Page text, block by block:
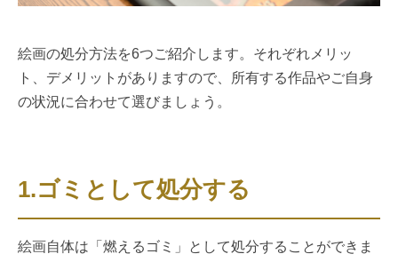
絵画の処分方法を6つご紹介します。それぞれメリッ
ト、デメリットがありますので、所有する作品やご自身
の状況に合わせて選びましょう。
1.ゴミとして処分する
絵画自体は「燃えるゴミ」として処分することができま